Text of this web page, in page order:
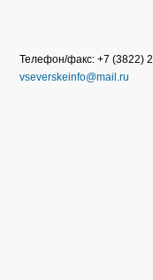
Телефон/факс: +7 (3822)
vseverskeinfo@mail.ru